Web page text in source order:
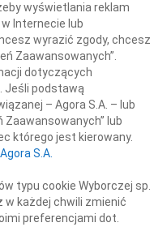
wyświetlania reklam
Internecie lub
wyrazić zgody, chcesz
Zaawansowanych”.
dotyczących
Jeśli podstawą
– Agora S.A. – lub
lub
którego jest kierowany.
S.A.
typu cookie Wyborczej sp.
w każdej chwili zmienić
preferencjami dot.